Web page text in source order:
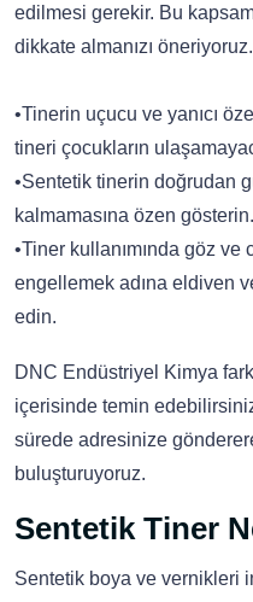
edilmesi gerekir. Bu
dikkate almanızı öneriyoruz.
•Tinerin uçucu ve yanıcı
tineri çocukların
•Sentetik tinerin doğrudan
kalmamasına özen gösterin.
•Tiner kullanımında göz ve
engellemek adına eldiven
edin.
DNC Endüstriyel Kimya
içerisinde temin
sürede adresinize
buluşturuyoruz.
Sentetik Tiner
Sentetik boya ve vernikleri